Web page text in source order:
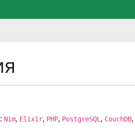
Nim, Elixir, PHP, PostgreSQL , CouchDB,